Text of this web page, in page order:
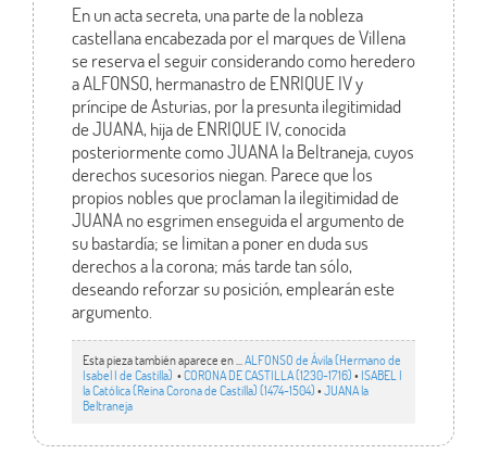
En un acta secreta, una parte de la nobleza
castellana encabezada por el marques de Villena
se reserva el seguir considerando como heredero
a ALFONSO, hermanastro de ENRIQUE IV y
príncipe de Asturias, por la presunta ilegitimidad
de JUANA, hija de ENRIQUE IV, conocida
posteriormente como JUANA la Beltraneja, cuyos
derechos sucesorios niegan. Parece que los
propios nobles que proclaman la ilegitimidad de
JUANA no esgrimen enseguida el argumento de
su bastardía; se limitan a poner en duda sus
derechos a la corona; más tarde tan sólo,
deseando reforzar su posición, emplearán este
argumento.
Esta pieza también aparece en ... ALFONSO de Ávila (Hermano de
Isabel I de Castilla) •CORONA DE CASTILLA (1230-1716)• ISABEL I
la Católica (Reina Corona de Castilla) (1474-1504)•JUANA la
Beltraneja